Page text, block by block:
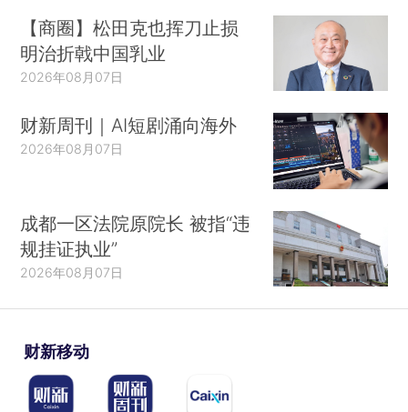
【商圈】松田克也挥刀止损
明治折戟中国乳业
2026年08月07日
财新周刊｜AI短剧涌向海外
2026年08月07日
成都一区法院原院长 被指“违
规挂证执业”
2026年08月07日
财新移动